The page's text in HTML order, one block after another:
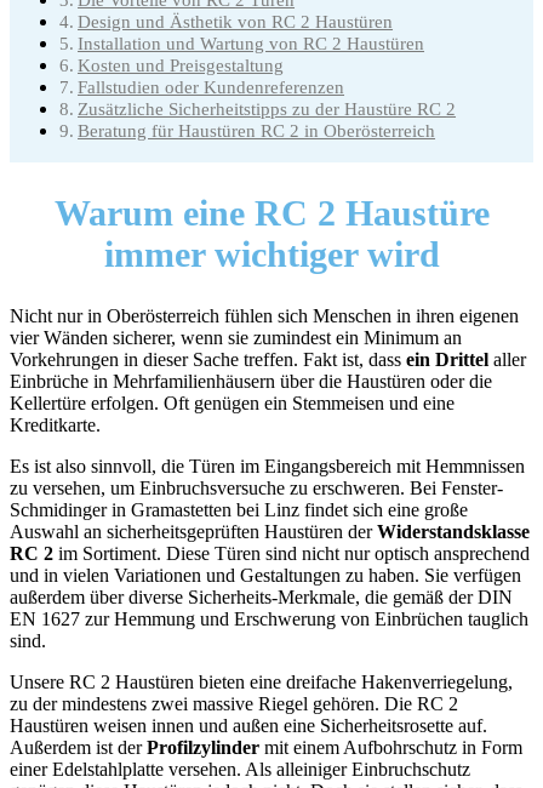
Design und Ästhetik von RC 2 Haustüren
Installation und Wartung von RC 2 Haustüren
Kosten und Preisgestaltung
Fallstudien oder Kundenreferenzen
Zusätzliche Sicherheitstipps zu der Haustüre RC 2
Beratung für Haustüren RC 2 in Oberösterreich
Warum eine RC 2 Haustüre
immer wichtiger wird
Nicht nur in Oberösterreich fühlen sich Menschen in ihren eigenen
vier Wänden sicherer, wenn sie zumindest ein Minimum an
Vorkehrungen in dieser Sache treffen. Fakt ist, dass ein Drittel aller
Einbrüche in Mehrfamilienhäusern über die Haustüren oder die
Kellertüre erfolgen. Oft genügen ein Stemmeisen und eine
Kreditkarte.
Es ist also sinnvoll, die Türen im Eingangsbereich mit Hemmnissen
zu versehen, um Einbruchsversuche zu erschweren. Bei Fenster-
Schmidinger in Gramastetten bei Linz findet sich eine große
Auswahl an sicherheitsgeprüften Haustüren derWiderstandsklasse
RC 2 im Sortiment. Diese Türen sind nicht nur optisch ansprechend
und in vielen Variationen und Gestaltungen zu haben. Sie verfügen
außerdem über diverse Sicherheits-Merkmale, die gemäß der DIN
EN 1627 zur Hemmung und Erschwerung von Einbrüchen tauglich
sind.
Unsere RC 2 Haustüren bieten eine dreifache Hakenverriegelung,
zu der mindestens zwei massive Riegel gehören. Die RC 2
Haustüren weisen innen und außen eine Sicherheitsrosette auf.
Außerdem ist derProfilzylinder mit einem Aufbohrschutz in Form
einer Edelstahlplatte versehen. Als alleiniger Einbruchschutz